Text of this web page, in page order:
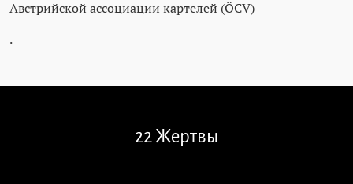
Австрийской ассоциации картелей (ÖCV)
.
22 Жертвы